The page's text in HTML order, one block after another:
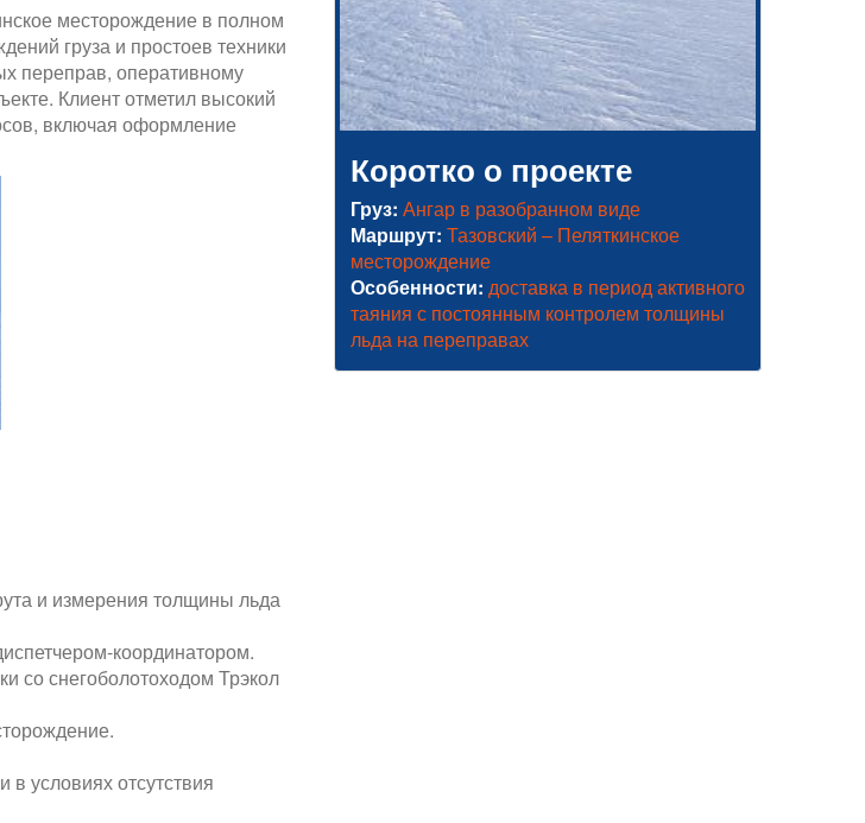
месторождение в полном
груза и простоев техники
переправ, оперативному
Клиент отметил высокий
включая оформление
и измерения толщины льда
координатором.
со снегоболотоходом Трэкол
условиях отсутствия
Коротко о проекте
Груз: Ангар в разобранном виде
Маршрут: Тазовский – Пеляткинское
месторождение
Особенности: доставка в период активного
таяния с постоянным контролем толщины
льда на переправах